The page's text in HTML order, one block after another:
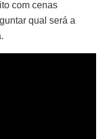
com cenas
qual será a